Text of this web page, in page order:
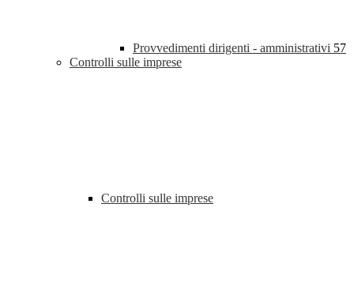
Provvedimenti dirigenti - amministrativi 57
Controlli sulle imprese
Controlli sulle imprese